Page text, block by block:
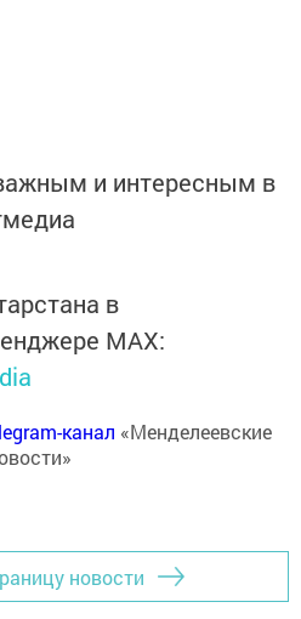
и интересным в
в
MАХ:
канал «Менделеевские
новости